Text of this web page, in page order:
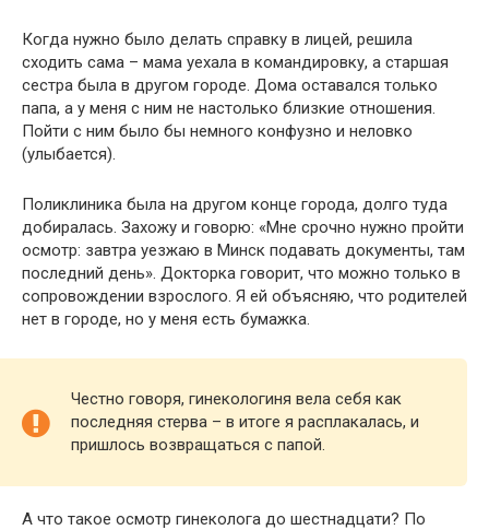
Когда нужно было делать справку в лицей, решила
сходить сама – мама уехала в командировку, а старшая
сестра была в другом городе. Дома оставался только
папа, а у меня с ним не настолько близкие отношения.
Пойти с ним было бы немного конфузно и неловко
(улыбается).
Поликлиника была на другом конце города, долго туда
добиралась. Захожу и говорю: «Мне срочно нужно пройти
осмотр: завтра уезжаю в Минск подавать документы, там
последний день». Докторка говорит, что можно только в
сопровождении взрослого. Я ей объясняю, что родителей
нет в городе, но у меня есть бумажка.
Честно говоря, гинекологиня вела себя как
последняя стерва – в итоге я расплакалась, и
пришлось возвращаться с папой.
А что такое осмотр гинеколога до шестнадцати? По